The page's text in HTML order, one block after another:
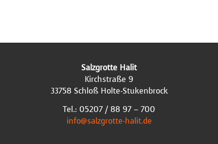
Salzgrotte Halit
Kirchstraße 9
33758 Schloß Holte-Stukenbrock
Tel.: 05207 / 88 97 – 700
info@salzgrotte-halit.de